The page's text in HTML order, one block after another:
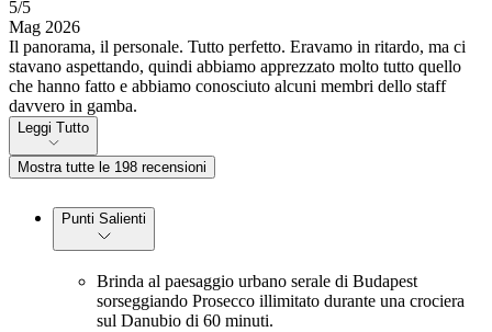
5/5
Mag 2026
Il panorama, il personale. Tutto perfetto. Eravamo in ritardo, ma ci
stavano aspettando, quindi abbiamo apprezzato molto tutto quello
che hanno fatto e abbiamo conosciuto alcuni membri dello staff
davvero in gamba.
Leggi Tutto
Mostra tutte le 198 recensioni
Punti Salienti
Brinda al paesaggio urbano serale di Budapest
sorseggiando Prosecco illimitato durante una crociera
sul Danubio di 60 minuti.